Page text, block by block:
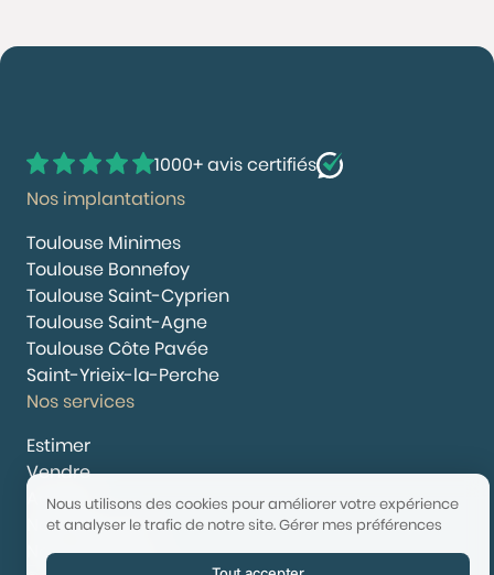
1000+ avis certifiés
Nos implantations
Toulouse Minimes
Toulouse Bonnefoy
Toulouse Saint-Cyprien
Toulouse Saint-Agne
Toulouse Côte Pavée
Saint-Yrieix-la-Perche
Nos services
Estimer
Vendre
Acheter
Nous rejoindre
Nous contacter
Nous utilisons des cookies pour améliorer votre expérience
et analyser le trafic de notre site.Gérer mes préférences